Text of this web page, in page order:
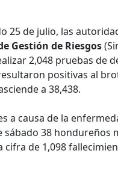
25 de julio, las
Gestión de Riesgos
2,048 pruebas de
positivas al
a 38,438.
a causa de la
sábado 38 hondureños
cifra de 1,098